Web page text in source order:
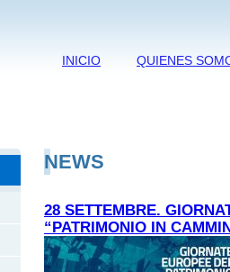
INICIO QUIENES
NEWS
28 SETTEMBRE.
“PATRIMONIO IN